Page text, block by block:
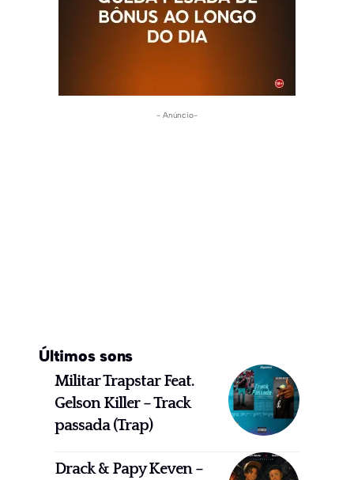
- Anúncio-
Últimos sons
Militar Trapstar Feat.
Gelson Killer – Track
passada (Trap)
Drack & Papy Keven –